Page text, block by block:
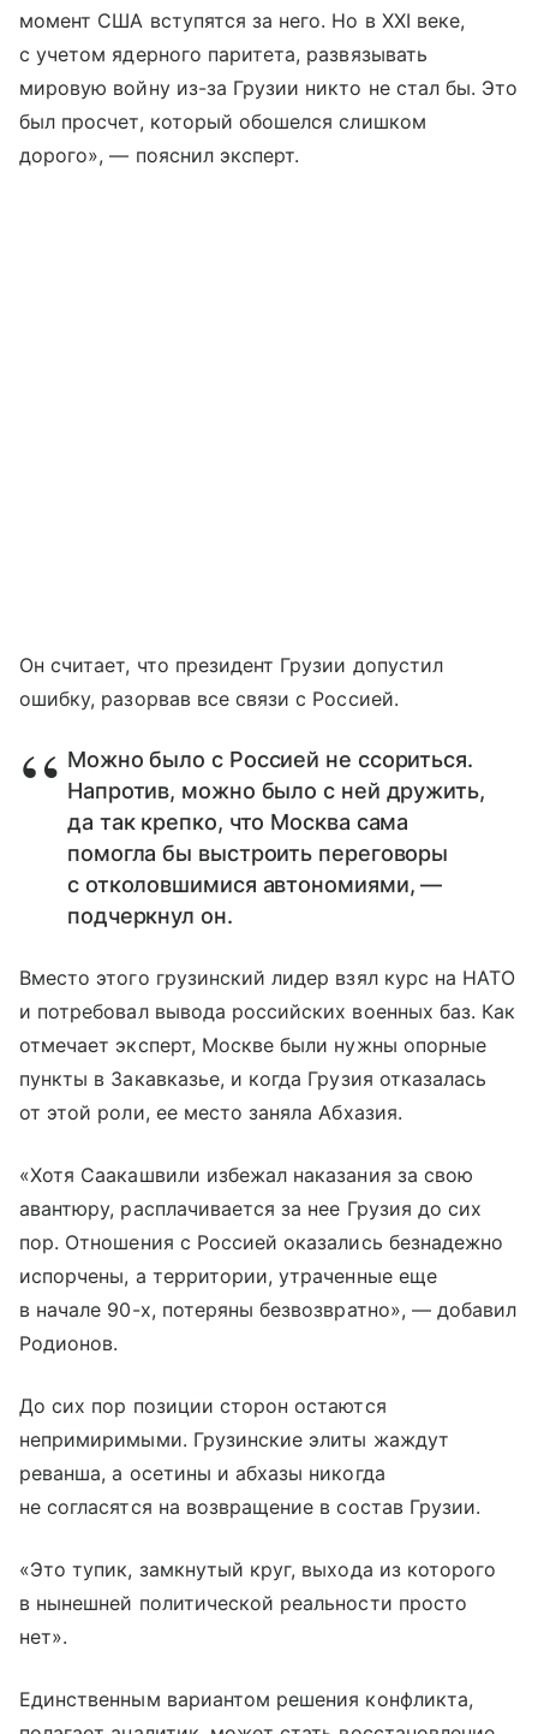
момент США вступятся за него. Но в XXI веке,
с учетом ядерного паритета, развязывать
мировую войну из-за Грузии никто не стал бы. Это
был просчет, который обошелся слишком
дорого», — пояснил эксперт.
Он считает, что президент Грузии допустил
ошибку, разорвав все связи с Россией.
Можно было с Россией не ссориться.
Напротив, можно было с ней дружить,
да так крепко, что Москва сама
помогла бы выстроить переговоры
с отколовшимися автономиями, —
подчеркнул он.
Вместо этого грузинский лидер взял курс на НАТО
и потребовал вывода российских военных баз. Как
отмечает эксперт, Москве были нужны опорные
пункты в Закавказье, и когда Грузия отказалась
от этой роли, ее место заняла Абхазия.
«Хотя Саакашвили избежал наказания за свою
авантюру, расплачивается за нее Грузия до сих
пор. Отношения с Россией оказались безнадежно
испорчены, а территории, утраченные еще
в начале 90-х, потеряны безвозвратно», — добавил
Родионов.
До сих пор позиции сторон остаются
непримиримыми. Грузинские элиты жаждут
реванша, а осетины и абхазы никогда
не согласятся на возвращение в состав Грузии.
«Это тупик, замкнутый круг, выхода из которого
в нынешней политической реальности просто
нет».
Единственным вариантом решения конфликта,